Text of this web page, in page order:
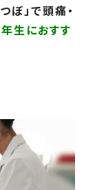
ぼ」で頭痛・
生におすす